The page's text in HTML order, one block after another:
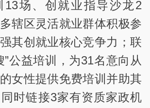
13场、创就业指导沙龙2
辖区灵活就业群体积极参
其创就业核心竞争力；联
”公益培训，为31名意向从
女性提供免费培训并助其
时链接3家有资质家政机